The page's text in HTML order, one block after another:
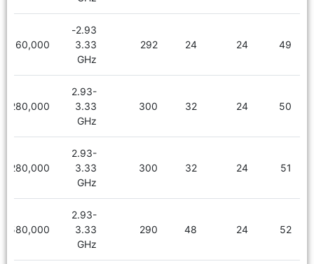
49
24
24
292
2.93-
3.33
GHz
2,160,000
50
24
32
300
2.93-
3.33
GHz
2,280,000
51
24
32
300
2.93-
3.33
GHz
2,280,000
52
24
48
290
2.93-
3.33
GHz
2,580,000